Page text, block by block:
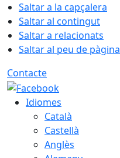
Saltar a la capçalera
Saltar al contingut
Saltar a relacionats
Saltar al peu de pàgina
Contacte
Idiomes
Català
Castellà
Anglès